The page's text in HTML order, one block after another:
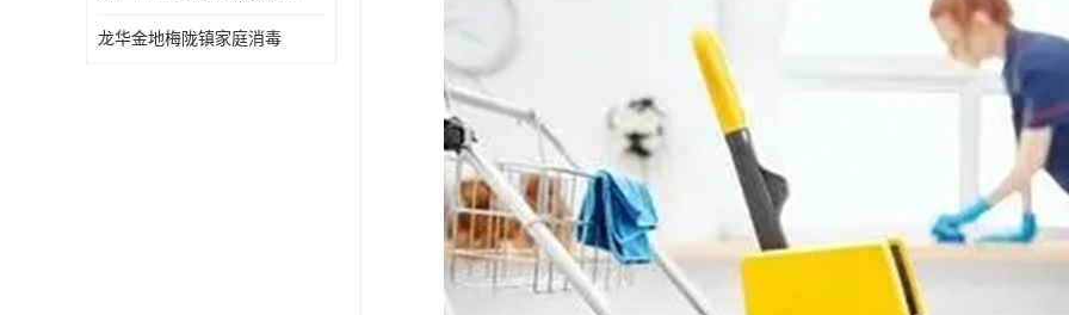
龙华金地梅陇镇家庭消毒